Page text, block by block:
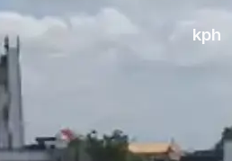
19.1kph